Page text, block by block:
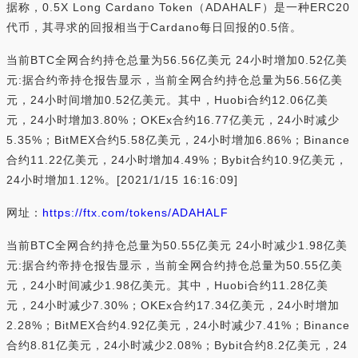
据称，0.5X Long Cardano Token（ADAHALF）是一种ERC20
代币，其寻求的回报相当于Cardano每日回报的0.5倍。
当前BTC全网合约持仓总量为56.56亿美元 24小时增加0.52亿美
元:据合约帝持仓报告显示，当前全网合约持仓总量为56.56亿美
元，24小时间增加0.52亿美元。其中，Huobi合约12.06亿美
元，24小时增加3.80%；OKEx合约16.77亿美元，24小时减少
5.35%；BitMEX合约5.58亿美元，24小时增加6.86%；Binance
合约11.22亿美元，24小时增加4.49%；Bybit合约10.9亿美元，
24小时增加1.12%。[2021/1/15 16:16:09]
网址： https://ftx.com/tokens/ADAHALF
当前BTC全网合约持仓总量为50.55亿美元 24小时减少1.98亿美
元:据合约帝持仓报告显示，当前全网合约持仓总量为50.55亿美
元，24小时间减少1.98亿美元。其中，Huobi合约11.28亿美
元，24小时减少7.30%；OKEx合约17.34亿美元，24小时增加
2.28%；BitMEX合约4.92亿美元，24小时减少7.41%；Binance
合约8.81亿美元，24小时减少2.08%；Bybit合约8.2亿美元，24